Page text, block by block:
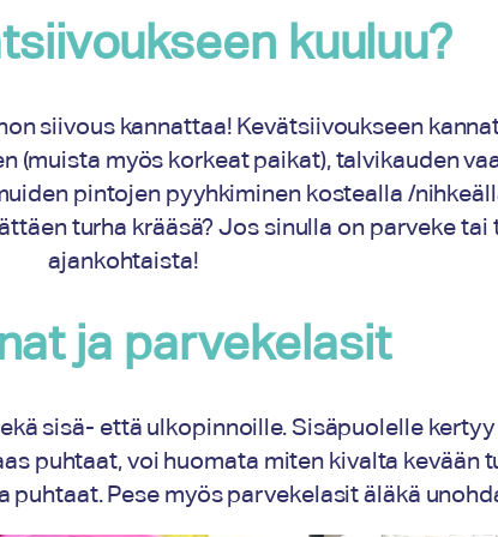
kuuluu?
siivous kannattaa! Kevätsiivoukseen
(muista myös korkeat paikat), talvikauden
pintojen pyyhkiminen kostealla /
turha krääsä? Jos sinulla on parveke tai
ajankohtaista!
ja parvekelasit
sisä- että ulkopinnoille. Sisäpuolelle
puhtaat, voi huomata miten kivalta kevään
Pese myös parvekelasit äläkä